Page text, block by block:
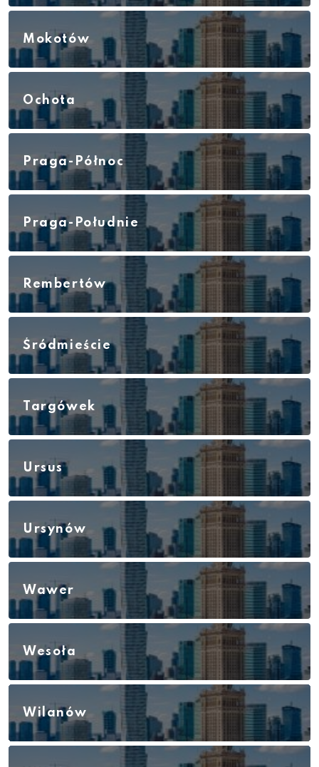
Mokotów
Ochota
Praga-Północ
Praga-Południe
Rembertów
Śródmieście
Targówek
Ursus
Ursynów
Wawer
Wesoła
Wilanów